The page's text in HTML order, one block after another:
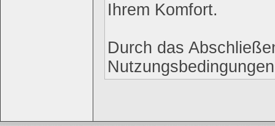
Ihrem Komfort.
Durch das